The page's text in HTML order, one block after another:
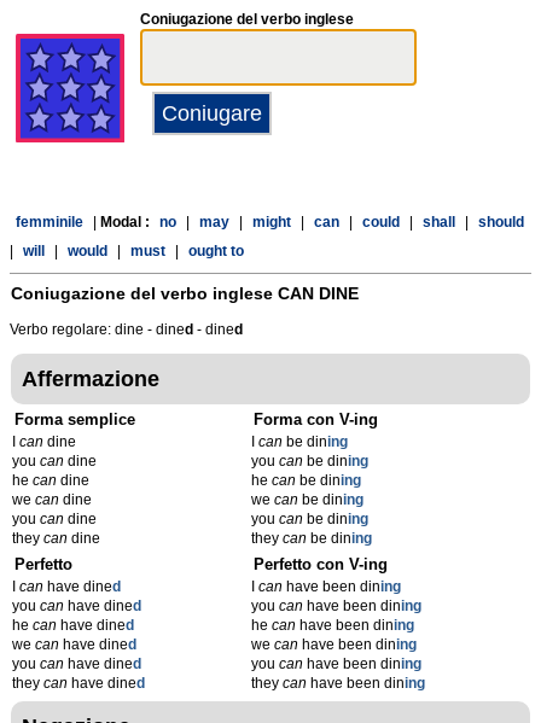
Coniugazione del verbo inglese
femminile Modal : no may might can could shall
should
will would must ought to
Coniugazione del verbo inglese CAN DINE
Verbo regolare: dine - dined - dined
Affermazione
Forma semplice
can dine
you can dine
he can dine
we can dine
you can dine
they can dine
Forma con V-ing
Ican be dining
youcan be dining
hecan be dining
wecan be dining
youcan be dining
theycan be dining
Perfetto
can have dined
you can have dined
he can have dined
we can have dined
you can have dined
they can have dined
Perfetto con V-ing
Ican have been dining
youcan have been dining
hecan have been dining
wecan have been dining
youcan have been dining
theycan have been dining